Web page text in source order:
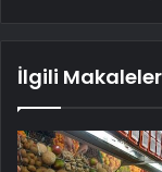
İlgili Makaleler